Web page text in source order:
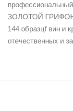
ЗОЛОТОЙ ГРИФОН-
144 образцf вин и
отечественных и